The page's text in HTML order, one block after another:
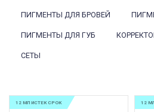
КАК ПРАВИЛЬНО И ДЛЯ ЧЕГО
Дата:
косметологическая процедура,
предназначенная для
ПИГМЕНТЫ ДЛЯ БРОВЕЙ
ПИГМЕНТЫ ДЛЯ ГУБ
СЕТЫ
12 МЛ ИСТЕК СРОК 12